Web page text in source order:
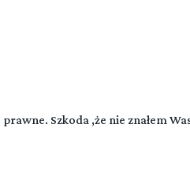
Szkoda ,że nie znałem